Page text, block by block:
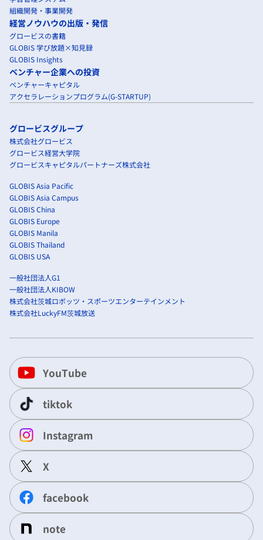
組織開発・事業開発
経営ノウハウの出版・発信
グロービスの書籍
GLOBIS 学び放題×知見録
GLOBIS Insights
ベンチャー企業への投資
ベンチャーキャピタル
アクセラレーションプログラム(G-STARTUP)
グロービスグループ
株式会社グロービス
グロービス経営大学院
グロービスキャピタルパートナーズ株式会社
GLOBIS Asia Pacific
GLOBIS Asia Campus
GLOBIS China
GLOBIS Europe
GLOBIS Manila
GLOBIS Thailand
GLOBIS USA
一般社団法人G1
一般社団法人KIBOW
株式会社茨城ロボッツ・スポーツエンターテインメント
株式会社LuckyFM茨城放送
YouTube
tiktok
Instagram
X
facebook
note